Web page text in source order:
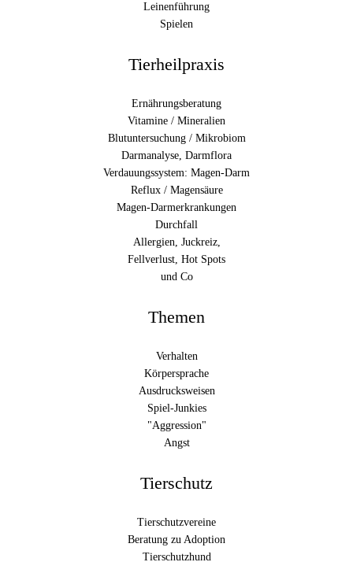
Leinenführung
Spielen
Tierheilpraxis
Ernährungsberatung
Vitamine / Mineralien
Blutuntersuchung / Mikrobiom
Darmanalyse, Darmflora
Verdauungssystem: Magen-Darm
Reflux / Magensäure
Magen-Darmerkrankungen
Durchfall
Allergien, Juckreiz,
Fellverlust, Hot Spots
und Co
Themen
Verhalten
Körpersprache
Ausdrucksweisen
Spiel-Junkies
"Aggression"
Angst
Tierschutz
Tierschutzvereine
Beratung zu Adoption
Tierschutzhund